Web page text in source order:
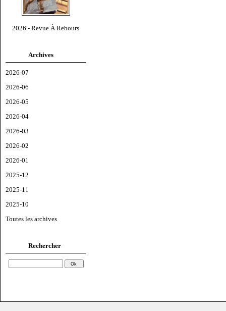
2026 - Revue À Rebours
Archives
2026-07
2026-06
2026-05
2026-04
2026-03
2026-02
2026-01
2025-12
2025-11
2025-10
Toutes les archives
Rechercher